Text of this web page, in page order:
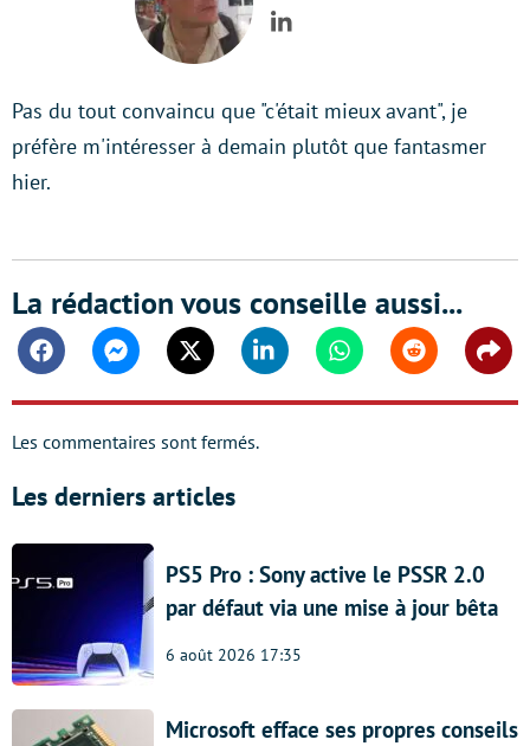
LinkedIn
Pas du tout convaincu que "c'était mieux avant", je
préfère m'intéresser à demain plutôt que fantasmer
hier.
La rédaction vous conseille aussi...
FacebookMessengerTwitter Linkedin WhatsappReddit
Les commentaires sont fermés.
Les derniers articles
PS5 Pro : Sony active le PSSR 2.0
par défaut via une mise à jour bêta
6 août 2026 17:35
Microsoft efface ses propres conseils